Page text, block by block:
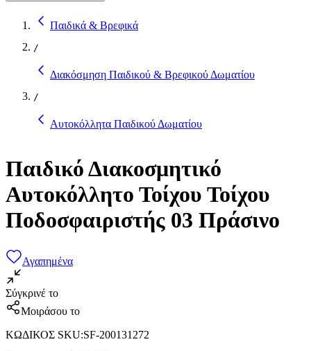
Παιδικά & Βρεφικά
/
Διακόσμηση Παιδικού & Βρεφικού Δωματίου
/
Αυτοκόλλητα Παιδικού Δωματίου
Παιδικό Διακοσμητικό
Αυτοκόλλητο Τοίχου Τοίχου
Ποδοσφαιριστής 03 Πράσινο
Αγαπημένα
Σύγκρινέ το
Μοιράσου το
ΚΩΔΙΚΟΣ SKU:SF-200131272